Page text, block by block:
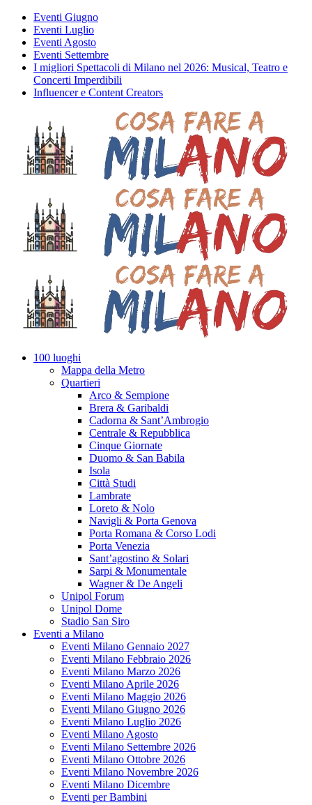
Eventi Giugno
Eventi Luglio
Eventi Agosto
Eventi Settembre
I migliori Spettacoli di Milano nel 2026: Musical, Teatro e
Concerti Imperdibili
Influencer e Content Creators
100 luoghi
Mappa della Metro
Quartieri
Arco & Sempione
Brera & Garibaldi
Cadorna & Sant’Ambrogio
Centrale & Repubblica
Cinque Giornate
Duomo & San Babila
Isola
Città Studi
Lambrate
Loreto & Nolo
Navigli & Porta Genova
Porta Romana & Corso Lodi
Porta Venezia
Sant’agostino & Solari
Sarpi & Monumentale
Wagner & De Angeli
Unipol Forum
Unipol Dome
Stadio San Siro
Eventi a Milano
Eventi Milano Gennaio 2027
Eventi Milano Febbraio 2026
Eventi Milano Marzo 2026
Eventi Milano Aprile 2026
Eventi Milano Maggio 2026
Eventi Milano Giugno 2026
Eventi Milano Luglio 2026
Eventi Milano Agosto
Eventi Milano Settembre 2026
Eventi Milano Ottobre 2026
Eventi Milano Novembre 2026
Eventi Milano Dicembre
Eventi per Bambini